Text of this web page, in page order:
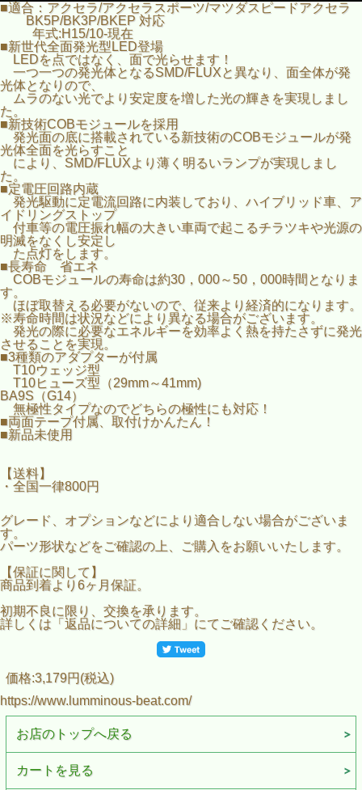
■適合：アクセラ/アクセラスポーツ/マツダスピードアクセラ
BK5P/BK3P/BKEP 対応
年式:H15/10-現在
■新世代全面発光型LED登場
LEDを点ではなく、面で光らせます！
一つ一つの発光体となるSMD/FLUXと異なり、面全体が発
光体となりので、
ムラのない光でより安定度を増した光の輝きを実現しまし
た。
■新技術COBモジュールを採用
発光面の底に搭載されている新技術のCOBモジュールが発
光体全面を光らすこと
により、SMD/FLUXより薄く明るいランプが実現しまし
た。
■定電圧回路内蔵
発光駆動に定電流回路に内装しており、ハイブリッド車、ア
イドリングストップ
付車等の電圧振れ幅の大きい車両で起こるチラツキや光源の
明滅をなくし安定し
た点灯をします。
■長寿命 省エネ
COBモジュールの寿命は約30，000～50，000時間となりま
す。
ほぼ取替える必要がないので、従来より経済的になります。
※寿命時間は状況などにより異なる場合がございます。
発光の際に必要なエネルギーを効率よく熱を持たさずに発光
させることを実現。
■3種類のアダプターが付属
T10ウェッジ型
T10ヒューズ型（29mm～41mm)
BA9S（G14）
無極性タイプなのでどちらの極性にも対応！
■両面テープ付属、取付けかんたん！
■新品未使用
【送料】
・全国一律800円
グレード、オプションなどにより適合しない場合がございま
す。
パーツ形状などをご確認の上、ご購入をお願いいたします。
【保証に関して】
商品到着より6ヶ月保証。
初期不良に限り、交換を承ります。
詳しくは「返品についての詳細」にてご確認ください。
価格:3,179円(税込)
https://www.lumminous-beat.com/
お店のトップへ戻る
カートを見る